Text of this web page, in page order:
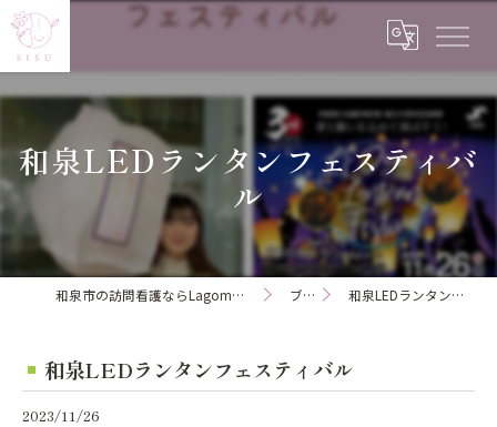
和泉LEDランタンフェスティバ
ル
和泉市の訪問看護ならLagom訪問看護ステーション ブログ 和泉LEDランタンフェスティバル
和泉LEDランタンフェスティバル
2023/11/26